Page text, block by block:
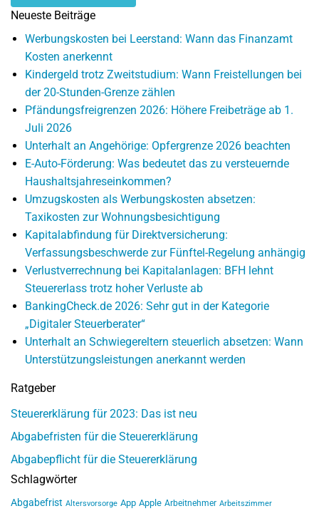
Neueste Beiträge
Werbungskosten bei Leerstand: Wann das Finanzamt
Kosten anerkennt
Kindergeld trotz Zweitstudium: Wann Freistellungen bei
der 20-Stunden-Grenze zählen
Pfändungsfreigrenzen 2026: Höhere Freibeträge ab 1.
Juli 2026
Unterhalt an Angehörige: Opfergrenze 2026 beachten
E-Auto-Förderung: Was bedeutet das zu versteuernde
Haushaltsjahreseinkommen?
Umzugskosten als Werbungskosten absetzen:
Taxikosten zur Wohnungsbesichtigung
Kapitalabfindung für Direktversicherung:
Verfassungsbeschwerde zur Fünftel-Regelung anhängig
Verlustverrechnung bei Kapitalanlagen: BFH lehnt
Steuererlass trotz hoher Verluste ab
BankingCheck.de 2026: Sehr gut in der Kategorie
„Digitaler Steuerberater“
Unterhalt an Schwiegereltern steuerlich absetzen: Wann
Unterstützungsleistungen anerkannt werden
Ratgeber
Steuererklärung für 2023: Das ist neu
Abgabefristen für die Steuererklärung
Abgabepflicht für die Steuererklärung
Schlagwörter
Abgabefrist Altersvorsorge App Apple Arbeitnehmer Arbeitszimmer